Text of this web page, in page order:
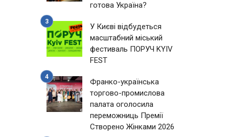
готова Україна?
У Києві відбудеться
масштабний міський
фестиваль ПОРУЧ KYIV
FEST
Франко-українська
торгово-промислова
палата оголосила
переможниць Премії
Створено Жінками 2026